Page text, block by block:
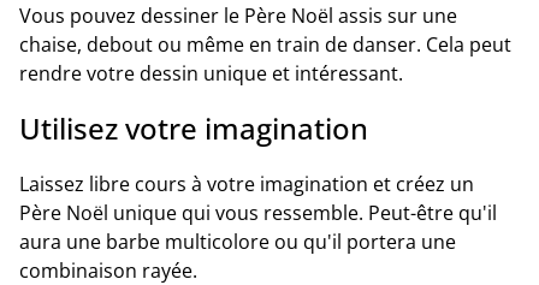
Vous pouvez dessiner le Père Noël assis sur une
chaise, debout ou même en train de danser. Cela peut
rendre votre dessin unique et intéressant.
Utilisez votre imagination
Laissez libre cours à votre imagination et créez un
Père Noël unique qui vous ressemble. Peut-être qu'il
aura une barbe multicolore ou qu'il portera une
combinaison rayée.